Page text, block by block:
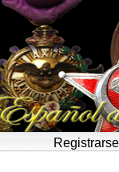
Registrarse